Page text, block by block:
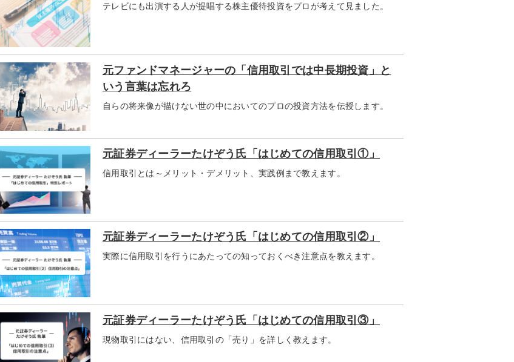
テレビにも出演する人が提唱する株主優待投資をプロが考えて見ました。
元ファンドマネージャーの「信用取引では中長期投資」と
いう言葉は忘れろ
自らの将来像が描けない世の中においてのプロの投資方法を伝授します。
元証券ディーラーたけぞう氏「はじめての信用取引①」
信用取引とは～メリット・デメリット、実践例まで教えます。
元証券ディーラーたけぞう氏「はじめての信用取引②」
実際に信用取引を行うにあたっての知っておくべき注意点を教えます。
元証券ディーラーたけぞう氏「はじめての信用取引③」
現物取引にはない、信用取引の「売り」を詳しく教えます。